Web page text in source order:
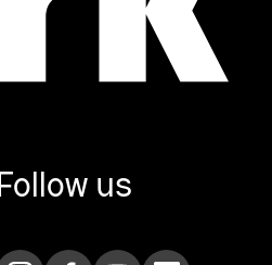
Follow us